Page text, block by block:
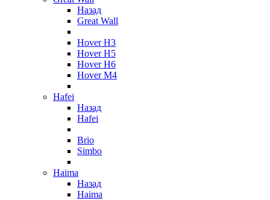
Назад
Great Wall
Hover H3
Hover H5
Hover H6
Hover M4
Hafei
Назад
Hafei
Brio
Simbo
Haima
Назад
Haima